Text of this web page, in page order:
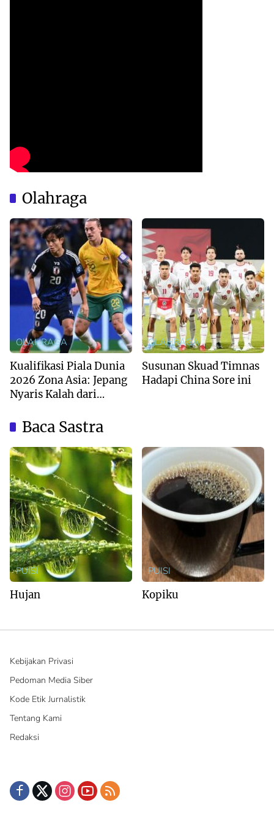
Olahraga
OLAHRAGA
Kualifikasi Piala Dunia
2026 Zona Asia: Jepang
Nyaris Kalah dari
OLAHRAGA
Susunan Skuad Timnas
Hadapi China Sore ini
Baca Sastra
PUISI
Hujan
PUISI
Kopiku
Kebijakan Privasi
Pedoman Media Siber
Kode Etik Jurnalistik
Tentang Kami
Redaksi